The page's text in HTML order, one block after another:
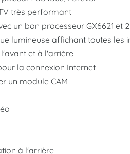
très performant
un bon processeur GX6621 et
lumineuse affichant toutes
et à l'arrière
la connexion Internet
un module CAM
à l'arrière